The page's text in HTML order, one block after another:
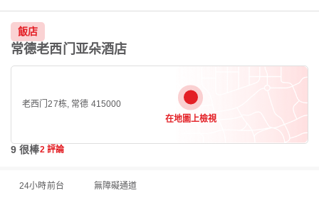
飯店
常德老西门亚朵酒店
老西门27栋, 常德 415000
在地圖上檢視
9 很棒2 評論
24小時前台 無障礙通道